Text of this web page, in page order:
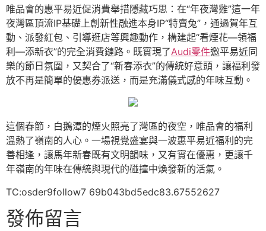
唯品會的惠平易近促消費舉措隱藏巧思：在“年夜灣雞”這一年
夜灣區頂流IP基礎上創新性融進本身IP“特賣兔”，通過賀年互
動、派發紅包、引導逛店等興趣動作，構建起“看煙花—領福
利—添新衣”的完全消費鏈路。既實現了Audi零件邀平易近同
樂的節日氛圍，又契合了“新春添衣”的傳統好意頭，讓福利發
放不再是簡單的優惠券派送，而是充滿儀式感的年味互動。
這個春節，白鵝潭的煙火照亮了灣區的夜空，唯品會的福利
溫熱了嶺南的人心。一場視覺盛宴與一波惠平易近福利的完
善相逢，讓馬年新春既有文明韻味，又有實在優惠，更讓千
年嶺南的年味在傳統與現代的碰撞中煥發新的活氣。
TC:osder9follow7 69b043bd5edc83.67552627
發佈留言